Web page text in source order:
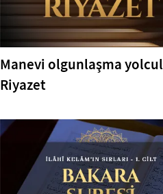
Manevi olgunlaşma
Riyazet